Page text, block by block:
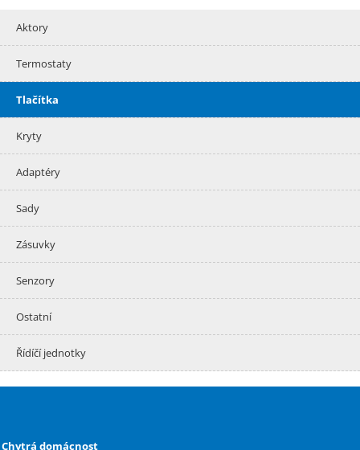
Aktory
Termostaty
Tlačítka
Kryty
Adaptéry
Sady
Zásuvky
Senzory
Ostatní
Řídíčí jednotky
Chytrá domácnost